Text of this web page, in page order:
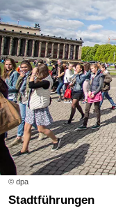
© dpa
Stadtführungen